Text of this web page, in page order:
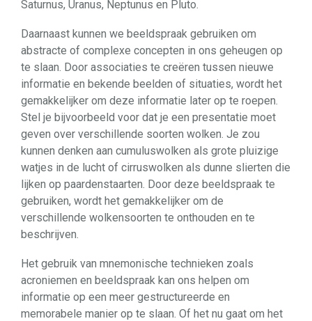
Saturnus, Uranus, Neptunus en Pluto.
Daarnaast kunnen we beeldspraak gebruiken om
abstracte of complexe concepten in ons geheugen op
te slaan. Door associaties te creëren tussen nieuwe
informatie en bekende beelden of situaties, wordt het
gemakkelijker om deze informatie later op te roepen.
Stel je bijvoorbeeld voor dat je een presentatie moet
geven over verschillende soorten wolken. Je zou
kunnen denken aan cumuluswolken als grote pluizige
watjes in de lucht of cirruswolken als dunne slierten die
lijken op paardenstaarten. Door deze beeldspraak te
gebruiken, wordt het gemakkelijker om de
verschillende wolkensoorten te onthouden en te
beschrijven.
Het gebruik van mnemonische technieken zoals
acroniemen en beeldspraak kan ons helpen om
informatie op een meer gestructureerde en
memorabele manier op te slaan. Of het nu gaat om het